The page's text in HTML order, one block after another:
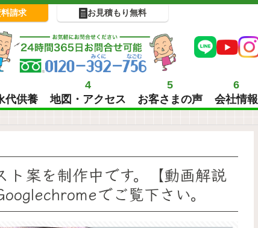
料請求 お見積もり無料
代供養
4
地図・アクセス
5
お客さまの声
6
会社情報
ト案を制作中です。【動画解説
でご覧下さい。